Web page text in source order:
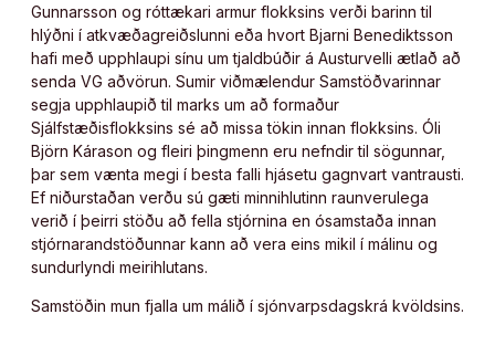
Gunnarsson og róttækari armur flokksins verði barinn til
hlýðni í atkvæðagreiðslunni eða hvort Bjarni Benediktsson
hafi með upphlaupi sínu um tjaldbúðir á Austurvelli ætlað að
senda VG aðvörun. Sumir viðmælendur Samstöðvarinnar
segja upphlaupið til marks um að formaður
Sjálfstæðisflokksins sé að missa tökin innan flokksins. Óli
Björn Kárason og fleiri þingmenn eru nefndir til sögunnar,
þar sem vænta megi í besta falli hjásetu gagnvart vantrausti.
Ef niðurstaðan verðu sú gæti minnihlutinn raunverulega
verið í þeirri stöðu að fella stjórnina en ósamstaða innan
stjórnarandstöðunnar kann að vera eins mikil í málinu og
sundurlyndi meirihlutans.
Samstöðin mun fjalla um málið í sjónvarpsdagskrá kvöldsins.